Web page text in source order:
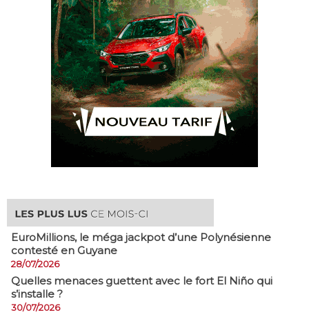
EuroMillions, ​le méga jackpot d’une Polynésienne
contesté en Guyane
28/07/2026
Quelles menaces guettent avec le fort El Niño qui
s’installe ?
30/07/2026